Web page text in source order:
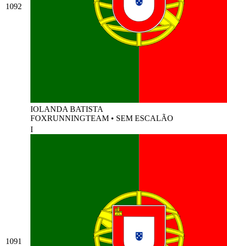
1092
IOLANDA BATISTA
FOXRUNNINGTEAM • SEM ESCALÃO
1091
I